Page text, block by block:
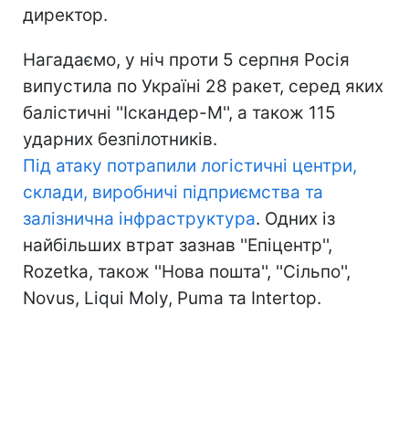
директор.
Нагадаємо, у ніч проти 5 серпня Росія
випустила по Україні 28 ракет, серед яких
балістичні ''Іскандер-М'', а також 115
ударних безпілотників.
Під атаку потрапили логістичні центри,
склади, виробничі підприємства та
залізнична інфраструктура. Одних із
найбільших втрат зазнав ''Епіцентр'',
Rozetka, також ''Нова пошта'', ''Сільпо'',
Novus, Liqui Moly, Puma та Intertop.